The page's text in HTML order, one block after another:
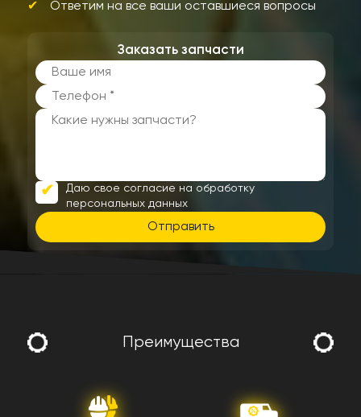
Ответим на все ваши оставшиеся вопросы
Заказать запчасти
Даю свое согласие на обработку
персональных данных
Отправить
Преимущества